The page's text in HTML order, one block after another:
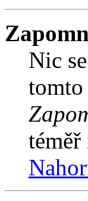
Nic
tomto